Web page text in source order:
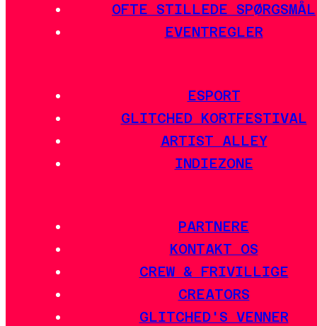
OFTE STILLEDE SPØRGSMÅL
EVENTREGLER
ESPORT
GLITCHED KORTFESTIVAL
ARTIST ALLEY
INDIEZONE
PARTNERE
KONTAKT OS
CREW & FRIVILLIGE
CREATORS
GLITCHED'S VENNER